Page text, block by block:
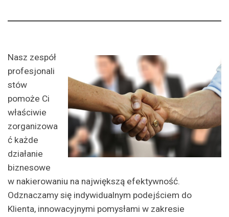
Nasz zespół
profesjonali
stów
pomoże Ci
właściwie
zorganizowa
ć każde
działanie
biznesowe
w nakierowaniu na największą efektywność.
Odznaczamy się indywidualnym podejściem do
Klienta, innowacyjnymi pomysłami w zakresie